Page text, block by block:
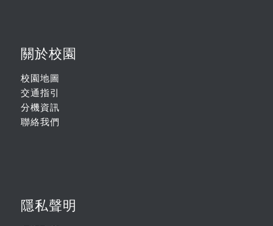
關於校園
校園地圖
交通指引
分機資訊
聯絡我們
隱私聲明